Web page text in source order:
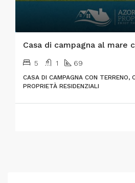
5 1 69
CASA DI CAMPAGNA CON TERRENO,
PROPRIETÀ RESIDENZIALI